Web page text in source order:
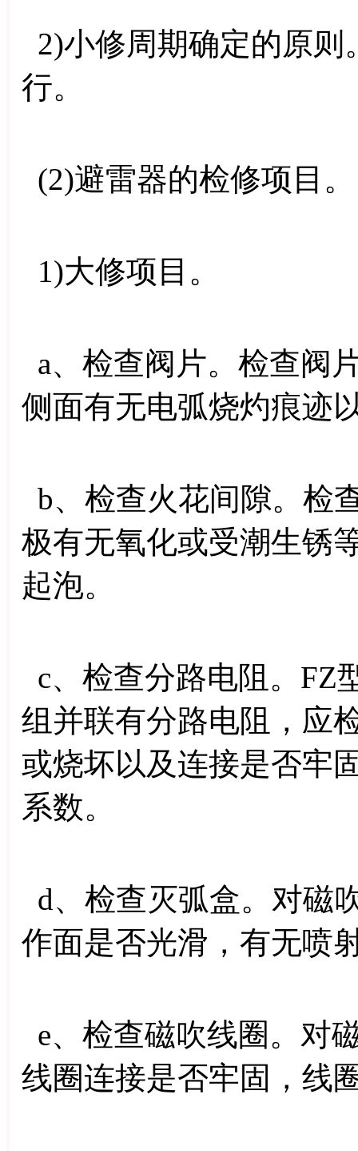
2)小修周期确定的原
行。
(2)避雷器的检修项目。
1)大修项目。
a、检查阀片。检查阀
侧面有无电弧烧灼痕迹
b、检查火花间隙。检
极有无氧化或受潮生锈
起泡。
c、检查分路电阻。FZ
组并联有分路电阻，应
或烧坏以及连接是否牢
系数。
d、检查灭弧盒。对磁
作面是否光滑，有无喷
e、检查磁吹线圈。对
线圈连接是否牢固，线